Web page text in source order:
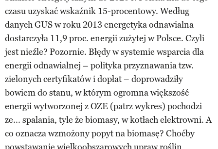
czasu uzyskać wskaźnik 15-procentowy. Według
danych GUS w roku 2013 energetyka odnawialna
dostarczyła 11,9 proc. energii zużytej w Polsce. Czyli
jest nieźle? Pozornie. Błędy w systemie wsparcia dla
energii odnawialnej – polityka przyznawania tzw.
zielonych certyfikatów i dopłat – doprowadziły
bowiem do stanu, w którym ogromna większość
energii wytworzonej z OZE (patrz wykres) pochodzi
ze... spalania, tyle że biomasy, w kotłach elektrowni. A
co oznacza wzmożony popyt na biomasę? Choćby